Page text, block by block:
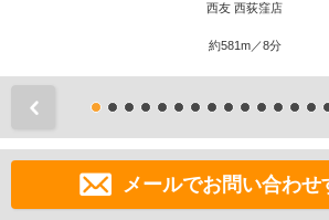
西友 西荻窪店
約581m／8分
メールでお問い合わせ